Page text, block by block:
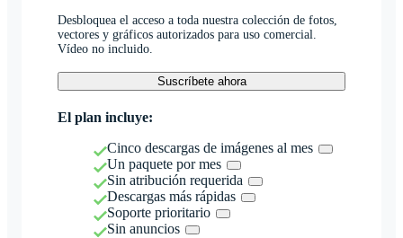
Desbloquea el acceso a toda nuestra colección de fotos,
vectores y gráficos autorizados para uso comercial.
Vídeo no incluido.
Suscríbete ahora
El plan incluye:
Cinco descargas de imágenes al mes
Un paquete por mes
Sin atribución requerida
Descargas más rápidas
Soporte prioritario
Sin anuncios